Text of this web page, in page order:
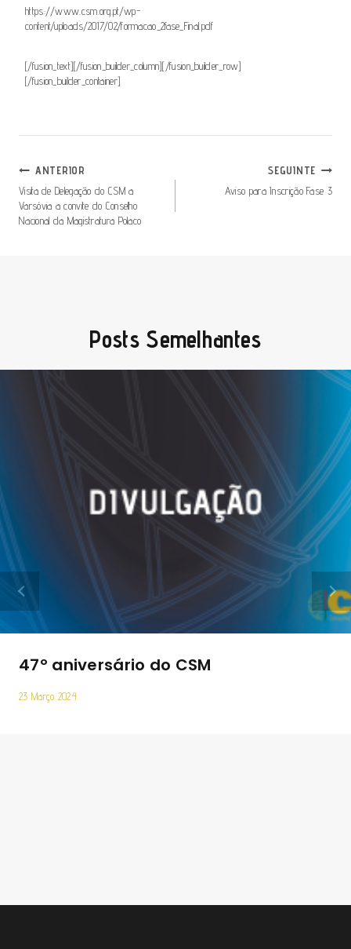
https://www.csm.org.pt/wp-
content/uploads/2017/02/formacao_2fase_Final.pdf
[/fusion_text][/fusion_builder_column][/fusion_builder_row]
[/fusion_builder_container]
Navegação
De
Artigos
ANTERIOR
Visita de Delegação do CSM a
Varsóvia a convite do Conselho
Nacional da Magistratura Polaco
SEGUINTE
Aviso para Inscrição Fase 3
Posts Semelhantes
47º aniversário do CSM
23 Março 2024